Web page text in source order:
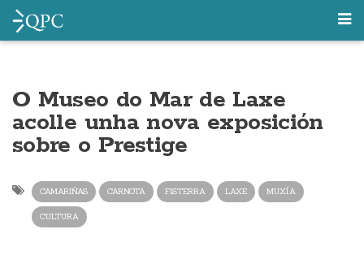
O Museo do Mar de Laxe
acolle unha nova exposición
sobre o Prestige
CAMARIÑAS CARNOTA FISTERRA LAXE MUXÍA
CULTURA